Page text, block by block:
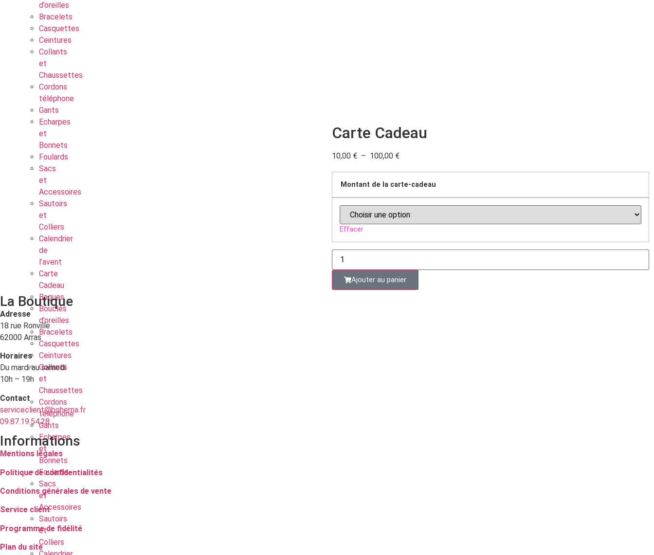
d’oreilles
Bracelets
Casquettes
Ceintures
Collants
et
Chaussettes
Cordons
téléphone
Gants
Echarpes
et
Bonnets
Foulards
Sacs
et
Accessoires
Sautoirs
et
Colliers
Calendrier
de
l’avent
Carte
Cadeau
Bagues
Boucles
d’oreilles
Bracelets
Casquettes
Ceintures
Collants
et
Chaussettes
Cordons
téléphone
Gants
Echarpes
et
Bonnets
Foulards
Sacs
et
Accessoires
Sautoirs
et
Colliers
Carte Cadeau
10,00 € – 100,00 €
Montant de la carte-cadeau
Effacer
Ajouter au panier
La Boutique
Adresse
18 rue Ronville
62000 Arras
Horaires
Du mardi au samedi
10h – 19h
Contact
serviceclient@bohema.fr
09.87.19.54.28
Informations
Mentions légales
Politique de confidentialités
Conditions générales de vente
Service client
Programme de fidélité
Plan du site